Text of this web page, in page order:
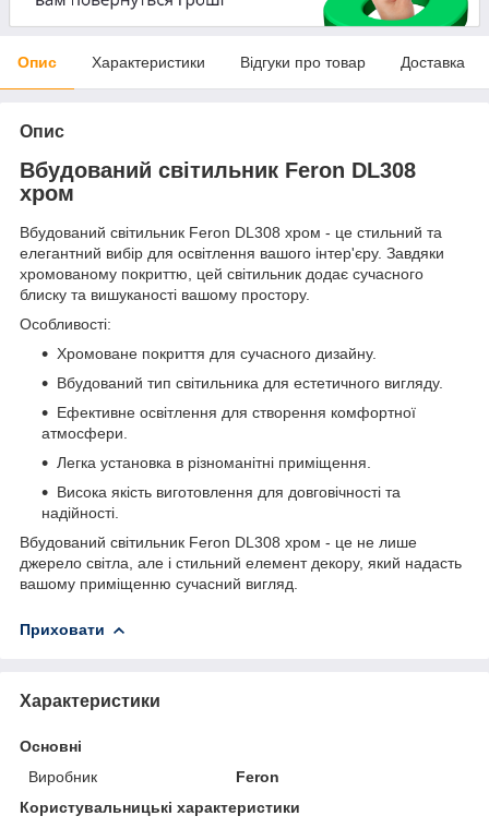
Опис Характеристики Відгуки про товар Доставка
Опис
Вбудований світильник Feron DL308
хром
Вбудований світильник Feron DL308 хром - це стильний та
елегантний вибір для освітлення вашого інтер'єру. Завдяки
хромованому покриттю, цей світильник додає сучасного
блиску та вишуканості вашому простору.
Особливості:
Хромоване покриття для сучасного дизайну.
Вбудований тип світильника для естетичного вигляду.
Ефективне освітлення для створення комфортної
атмосфери.
Легка установка в різноманітні приміщення.
Висока якість виготовлення для довговічності та
надійності.
Вбудований світильник Feron DL308 хром - це не лише
джерело світла, але і стильний елемент декору, який надасть
вашому приміщенню сучасний вигляд.
Приховати
Характеристики
Основні
Виробник
Feron
Користувальницькі характеристики